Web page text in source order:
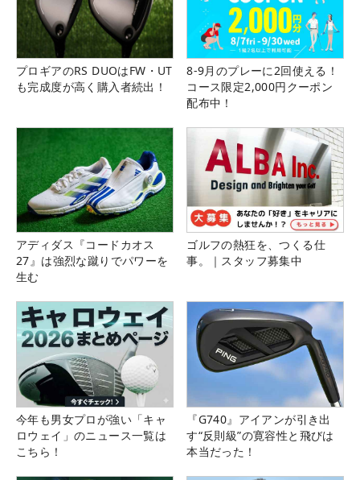
プロギアのRS DUOはFW・UT
も完成度が高く購入者続出！
8-9月のプレーに2回使える！
コース限定2,000円クーポン
配布中！
アディダス『コードカオス
27』は強烈な蹴りでパワーを
生む
ゴルフの熱狂を、つくる仕
事。｜スタッフ募集中
今年も男女プロが強い「キャ
ロウェイ」のニュース一覧は
こちら！
『G740』アイアンが引き出
す“反則級”の寛容性と飛びは
本当だった！